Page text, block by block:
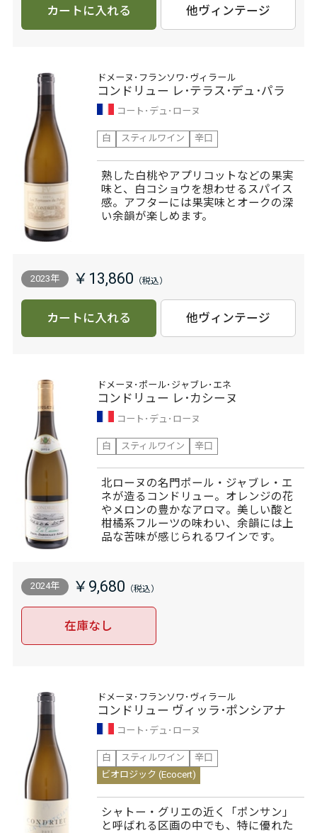
カートに入れる 他ヴィンテージ
ドメーヌ･フランソワ･ヴィラール
コンドリュー レ･テラス･デュ･パラ
コート･デュ･ローヌ
白
スティルワイン 辛口
熟した白桃やアプリコットなどの果実
味と、白コショウを想わせるスパイス
感。アフターには果実味とオークの深
い余韻が楽しめます。
2023年 ￥13,860
カートに入れる 他ヴィンテージ
ドメーヌ･ポール･ジャブレ･エネ
コンドリュー レ･カシーヌ
コート･デュ･ローヌ
白
スティルワイン 辛口
北ローヌの名門ポール・ジャブレ・エ
ネが造るコンドリュー。オレンジの花
やメロンの豊かなアロマ。美しい酸と
柑橘系フルーツの味わい、余韻には上
品な苦味が感じられるワインです。
2024年 ￥9,680
在庫なし
ドメーヌ･フランソワ･ヴィラール
コンドリュー ヴィッラ･ポンシアナ
コート･デュ･ローヌ
白
スティルワイン
辛口
ビオロジック (Ecocert)
シャトー・グリエの近く「ポンサン」
と呼ばれる区画の中でも、特に優れた